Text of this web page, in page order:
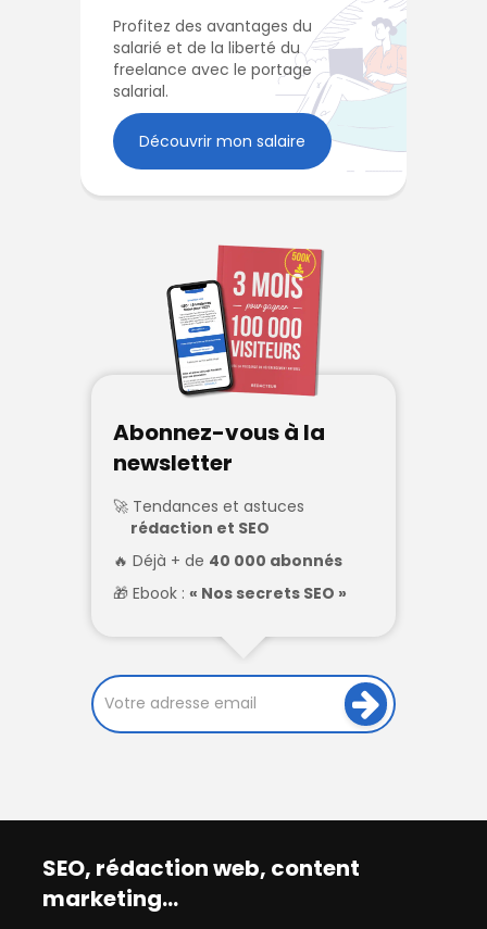
Profitez des avantages du
salarié et de la liberté du
freelance avec le portage
salarial.
Découvrir mon salaire
Abonnez-vous à la
newsletter
Tendances et astuces
rédaction et SEO
Déjà + de 40 000 abonnés
Ebook : « Nos secrets SEO »
SEO, rédaction web, content
marketing…